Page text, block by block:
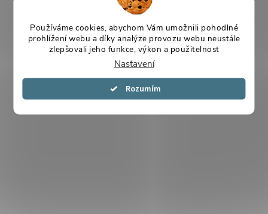
Používáme cookies, abychom Vám umožnili pohodlné
prohlížení webu a díky analýze provozu webu neustále
zlepšovali jeho funkce, výkon a použitelnost
Nastavení
Souhlasím